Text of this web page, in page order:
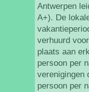
Antwerpen
A+). De
verhuurd
plaats aan
persoon per
verenigingen
persoon per